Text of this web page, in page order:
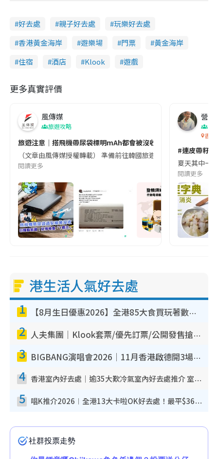
好去處 親子好去處
玩樂好去處
香港黃金海岸
遊樂場 門票
黃金海岸
住宿
酒店 Klook 遊戲
更多真實評價
風傳媒
旅遊攻略
旅遊注意｜搭飛機帶尿袋標明mAh都會被沒收😱出發前切記檢查
（文章由風傳媒授權轉載） 準備前往韓國旅遊的民眾，近期要
閱讀更多
營養
香港
#連皮帶籽
夏天其中一
閱讀更多
港生活人氣好去處
1 【8月生日優惠2026】全港85大食買玩著數攻略 自助餐/火鍋放題同行免費＋誠品/DONKI送現金券
2 人夫集團｜Klook套票/優先訂票/公開發售搶飛攻略！附票價.購票連結.場地座位表
3 BIGBANG演唱會2026｜11月香港啟德開3場！實名制VIP申請、優先購票攻略
4 香港室內好去處｜逾35大歎冷氣室內好去處推介 室內活動免費避雨無懼落雨
5 唱K推介2026︱全港13大卡啦OK好去處！最平$36起 日文K都有！(附地址+收費詳情)